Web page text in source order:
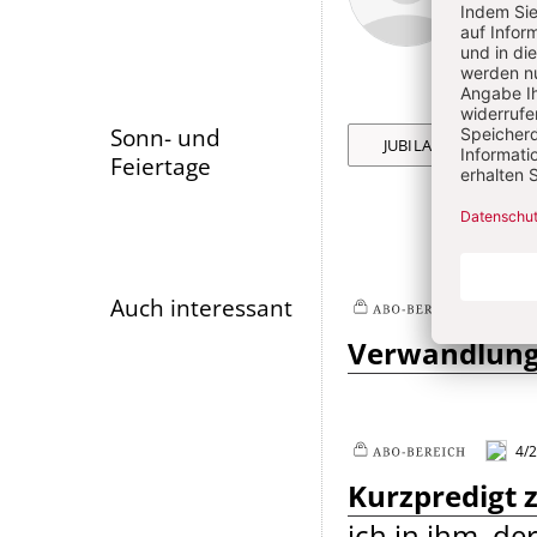
Sonn- und
Feiertage
JUBILATE
Auch interessant
4/
Kurzpredigt